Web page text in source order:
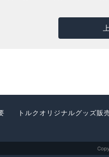
トルクオリジナルグッズ販